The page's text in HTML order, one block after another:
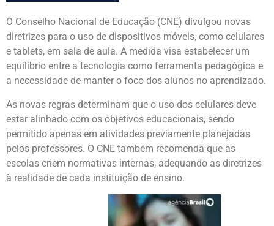
O Conselho Nacional de Educação (CNE) divulgou novas
diretrizes para o uso de dispositivos móveis, como celulares
e tablets, em sala de aula. A medida visa estabelecer um
equilíbrio entre a tecnologia como ferramenta pedagógica e
a necessidade de manter o foco dos alunos no aprendizado.
As novas regras determinam que o uso dos celulares deve
estar alinhado com os objetivos educacionais, sendo
permitido apenas em atividades previamente planejadas
pelos professores. O CNE também recomenda que as
escolas criem normativas internas, adequando as diretrizes
à realidade de cada instituição de ensino.